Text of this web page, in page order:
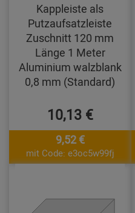
Kappleiste als
Putzaufsatzleiste
Zuschnitt 120 mm
Länge 1 Meter
Aluminium walzblank
0,8 mm (Standard)
10,13 €
9,52 €
mit Code: e3oc5w99fj